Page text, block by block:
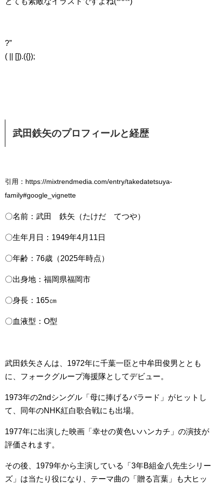
?”
( || []).({});
武田鉄矢のプロフィールと経歴
引用：https://mixtrendmedia.com/entry/takedatetsuya-
family#google_vignette
〇名前：武田 鉄矢（たけだ てつや）
〇生年月日：1949年4月11日
〇年齢：76歳（2025年時点）
〇出身地：福岡県福岡市
〇身長：165㎝
〇血液型：O型
武田鉄矢さんは、1972年に千葉一臣と中牟田俊男ととも
に、フォークグループ海援隊としてデビュー。
1973年の2ndシングル「母に捧げるバラード」がヒットし
て、同年のNHK紅白歌合戦にも出場。
1977年に出演した映画「幸せの黄色いハンカチ」の演技が
評価されます。
その後、1979年から主演している「3年B組金八先生シリー
ズ」は当たり役になり、テーマ曲の「贈る言葉」も大ヒッ